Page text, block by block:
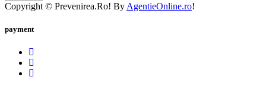
Copyright © Prevenirea.Ro! By AgentieOnline.ro!
payment